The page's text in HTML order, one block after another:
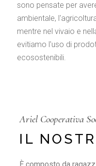
sono pensate per
ambientale,
mentre nel vivaio e
evitiamo l'uso di
ecosostenibili.
Ariel Cooperativa
IL